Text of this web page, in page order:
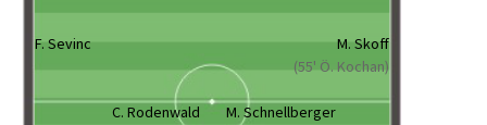
F. Sevinc
M. Skoff
(55' Ö. Kochan)
C. Rodenwald M. Schnellberger